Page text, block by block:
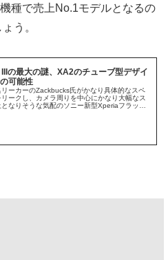
種で売上No.1モデルとなるの
う。
の最大の謎、XA2のチューブ型デザイ
可能性
ーカーのZackbucks氏がかなり具体的なスペ
ークし、カメラ周りを中心にかなり大幅なス
なりそうな気配のソニー新型Xperiaフラッグ